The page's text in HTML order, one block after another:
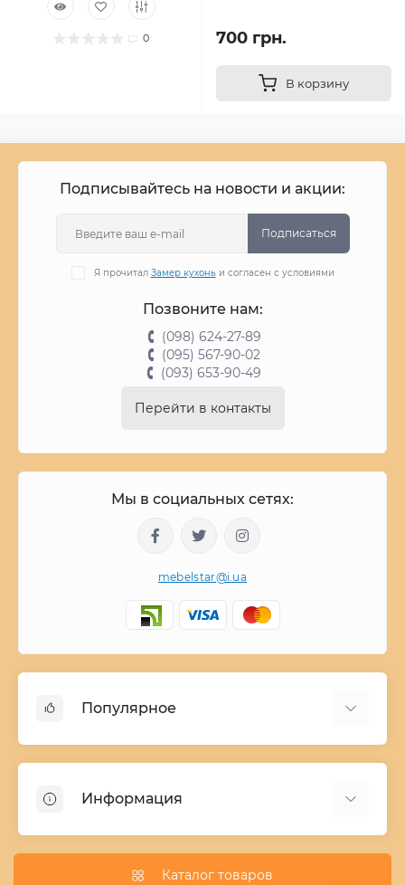
0 700 грн.
В корзину
Подписывайтесь на новости и акции:
Подписаться
Я прочитал Замер кухоньи согласен с условиями
Позвоните нам:
(098) 624-27-89
(095) 567-90-02
(093) 653-90-49
Перейти в контакты
Мы в социальных сетях:
mebelstar@i.ua
Популярное
Шкафы купе ширина 90-210 cм высота 220 cм
Комоды из дерева
Кухни
Информация
Каталог товаров